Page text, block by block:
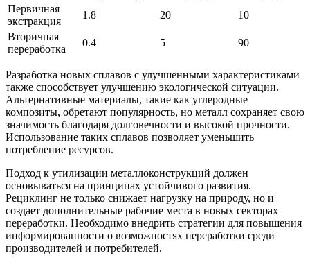
Первичная
экстракция
1.8 20
10
Вторичная
переработка
0.4 5 90
Разработка новых сплавов с улучшенными характеристиками
также способствует улучшению экологической ситуации.
Альтернативные материалы, такие как углеродные
композиты, обретают популярность, но металл сохраняет свою
значимость благодаря долговечности и высокой прочности.
Использование таких сплавов позволяет уменьшить
потребление ресурсов.
Подход к утилизации металлоконструкций должен
основываться на принципах устойчивого развития.
Рециклинг не только снижает нагрузку на природу, но и
создает дополнительные рабочие места в новых секторах
переработки. Необходимо внедрить стратегии для повышения
информированности о возможностях переработки среди
производителей и потребителей.